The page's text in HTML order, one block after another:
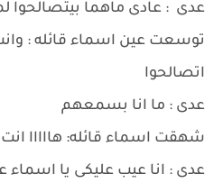
عدى : عادى ماهما بيتصالحوا
توسعت عين اسماء قائله :
اتصالحوا
عدى : ما انا بسمعهم
شهقت اسماء قائله: هااااا
عدى : انا عيب عليكى يا اسماء